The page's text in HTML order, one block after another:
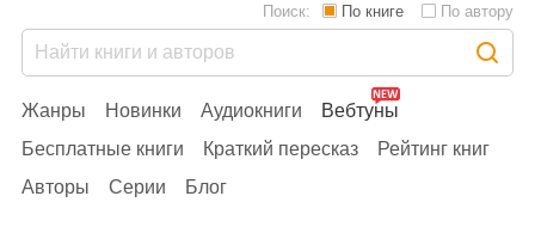
Жанры Новинки Аудиокниги
Вебтуны
Бесплатные книги
Краткий пересказ
Рейтинг книг
Авторы
Серии Блог
Поиск: По книге По автору